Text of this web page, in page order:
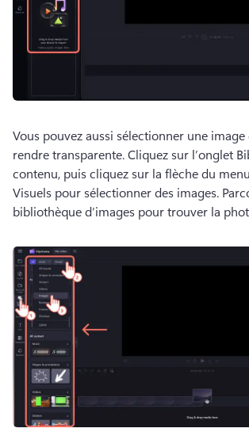
Vous pouvez aussi sélectionner une image
rendre transparente. Cliquez sur l’onglet
contenu, puis cliquez sur la flèche du
Visuels pour sélectionner des images.
bibliothèque d’images pour trouver la